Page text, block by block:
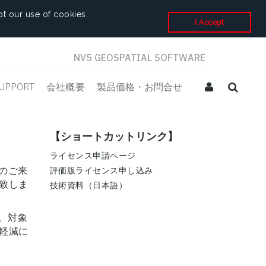
our use of cookies.
I Accept
NV5 GEOSPATIAL SOFTWARE
会社概要 製品価格・お問合せ
ご来
しま
対象
減に
【ショートカットリンク】
ライセンス申請ページ
評価版ライセンス申し込み
技術資料（日本語）